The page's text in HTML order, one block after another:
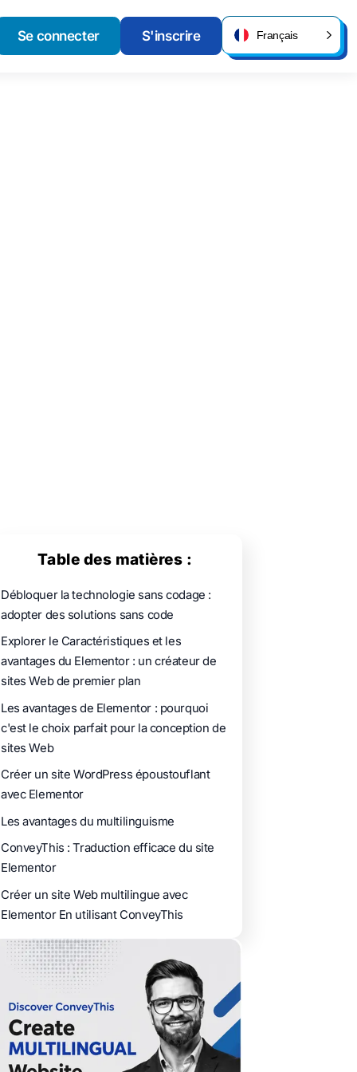
Se connecter S'inscrire Français
Table des matières :
Débloquer la technologie sans codage :
adopter des solutions sans code
Explorer le Caractéristiques et les
avantages du Elementor : un créateur de
sites Web de premier plan
Les avantages de Elementor : pourquoi
c'est le choix parfait pour la conception de
sites Web
Créer un site WordPress époustouflant
avec Elementor
Les avantages du multilinguisme
ConveyThis : Traduction efficace du site
Elementor
Créer un site Web multilingue avec
Elementor En utilisant ConveyThis